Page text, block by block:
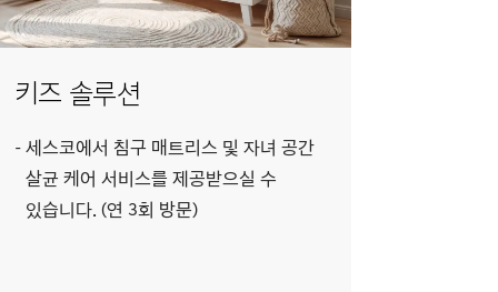
키즈 솔루션
세스코에서 침구 매트리스 및 자녀 공간
살균 케어 서비스를 제공받으실 수
있습니다. (연 3회 방문)